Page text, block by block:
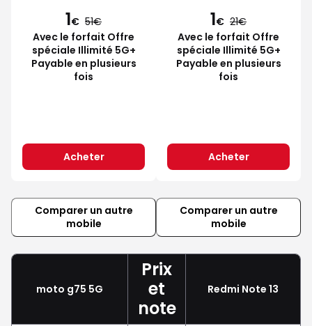
1€ 51
Avec le forfait Offre
spéciale Illimité 5G+
Payable en plusieurs
fois
Acheter
1€ 21
Avec le forfait Offre
spéciale Illimité 5G+
Payable en plusieurs
fois
Acheter
Comparer un autre
mobile
Comparer un autre
mobile
moto g75 5G
Prix
et
note
Redmi Note 13